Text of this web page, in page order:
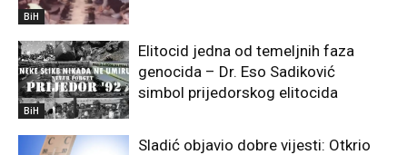
BiH
BiH
Elitocid jedna od temeljnih faza
genocida – Dr. Eso Sadiković
simbol prijedorskog elitocida
Sladić objavio dobre vijesti: Otkrio